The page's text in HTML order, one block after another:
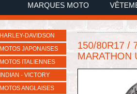
MARQUES MOTO
HARLEY-DAVIDSON
MOTOS JAPONAISES
MOTOS ITALIENNES
INDIAN - VICTORY
MOTOS ANGLAISES
150/80R17 /
MARATHON